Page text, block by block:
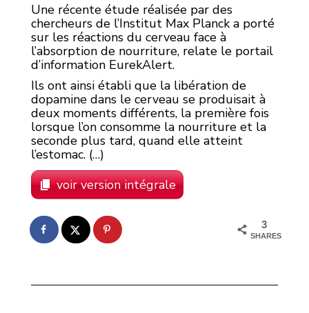
Une récente étude réalisée par des
chercheurs de l’Institut Max Planck a porté
sur les réactions du cerveau face à
l’absorption de nourriture, relate le portail
d’information EurekAlert.
Ils ont ainsi établi que la libération de
dopamine dans le cerveau se produisait à
deux moments différents, la première fois
lorsque l’on consomme la nourriture et la
seconde plus tard, quand elle atteint
l’estomac. (…)
voir version intégrale
3
SHARES